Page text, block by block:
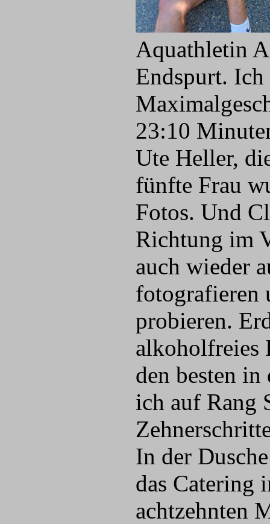
Aquathletin
Endspurt.
23:10
Ute Heller,
fünfte Frau
Fotos. Und
Richtung im
auch wieder
fotografieren
probieren.
alkoholfreies
den besten
ich auf Rang
In der
das Catering
achtzehnten